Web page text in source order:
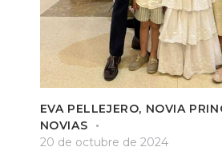
EVA PELLEJERO, NOVIA
NOVIAS
20 de octubre de 2024